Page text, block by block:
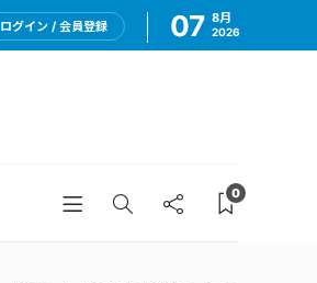
ログイン / 会員登録 07 8月
2026
0